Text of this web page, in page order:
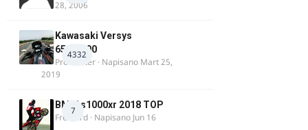
28, 2006
4332
Kawasaki Versys
650/1000
ProMaster · Napisano Mart 25,
2019
7
BMW s1000xr 2018 TOP
FreeBird · Napisano Jun 16